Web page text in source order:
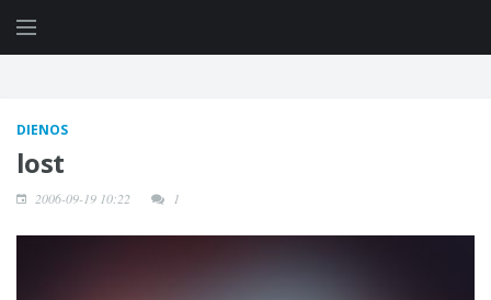
DIENOS
lost
2006-09-19 10:22 1